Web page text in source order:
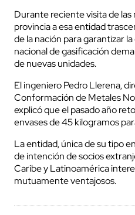
Durante reciente visita de
provincia a esa entidad
de la nación para garantizar
nacional de gasificación
de nuevas unidades.
El ingeniero Pedro Llerena,
Conformación de Metales
explicó que el pasado año
envases de 45 kilogramos
La entidad, única de su tipo
de intención de socios
Caribe y Latinoamérica
mutuamente ventajosos.